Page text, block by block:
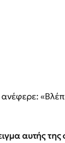
αυτής της